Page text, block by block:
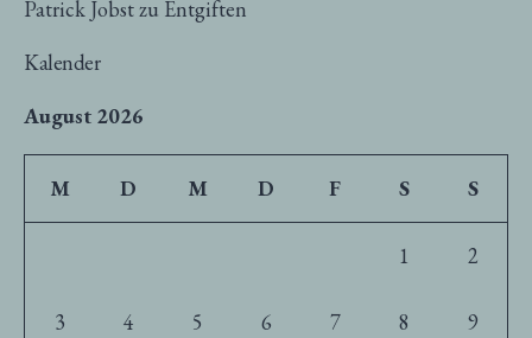
Patrick Jobstzu Entgiften
Kalender
August 2026
M D M D F S S
1 2
3 4 5 6 7 8 9